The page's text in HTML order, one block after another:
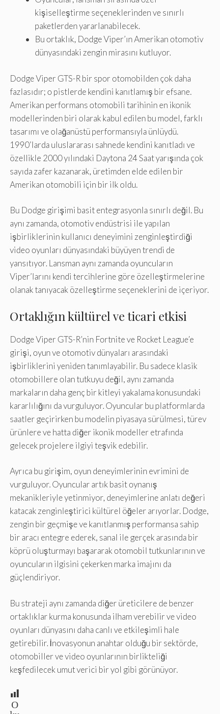
kişiselleştirme seçeneklerinden ve sınırlı
paketlerden yararlanabilecek.
Bu ortaklık, Dodge Viper’ın Amerikan otomotiv
dünyasındaki zengin mirasını kutluyor.
Dodge Viper GTS-R bir spor otomobilden çok daha
fazlasıdır; o pistlerde kendini kanıtlamış bir efsane.
Amerikan performans otomobili tarihinin en ikonik
modellerinden biri olarak kabul edilen bu model, farklı
tasarımı ve olağanüstü performansıyla ünlüydü.
1990’larda uluslararası sahnede kendini kanıtladı ve
özellikle 2000 yılındaki Daytona 24 Saat yarışında çok
sayıda zafer kazanarak, üretimden elde edilen bir
Amerikan otomobili için bir ilk oldu.
Bu Dodge girişimi basit entegrasyonla sınırlı değil. Bu
aynı zamanda, otomotiv endüstrisi ile yapılan
işbirliklerinin kullanıcı deneyimini zenginleştirdiği
video oyunları dünyasındaki büyüyen trendi de
yansıtıyor. Lansman aynı zamanda oyuncuların
Viper’larını kendi tercihlerine göre özelleştirmelerine
olanak tanıyacak özelleştirme seçeneklerini de içeriyor.
Ortaklığın kültürel ve ticari etkisi
Dodge Viper GTS-R’nin Fortnite ve Rocket League’e
girişi, oyun ve otomotiv dünyaları arasındaki
işbirliklerini yeniden tanımlayabilir. Bu sadece klasik
otomobillere olan tutkuyu değil, aynı zamanda
markaların daha genç bir kitleyi yakalama konusundaki
kararlılığını da vurguluyor. Oyuncular bu platformlarda
saatler geçirirken bu modelin piyasaya sürülmesi, türev
ürünlere ve hatta diğer ikonik modeller etrafında
gelecek projelere ilgiyi teşvik edebilir.
Ayrıca bu girişim, oyun deneyimlerinin evrimini de
vurguluyor. Oyuncular artık basit oynanış
mekanikleriyle yetinmiyor, deneyimlerine anlatı değeri
katacak zenginleştirici kültürel öğeler arıyorlar. Dodge,
zengin bir geçmişe ve kanıtlanmış performansa sahip
bir aracı entegre ederek, sanal ile gerçek arasında bir
köprü oluşturmayı başararak otomobil tutkunlarının ve
oyuncuların ilgisini çekerken marka imajını da
güçlendiriyor.
Bu strateji aynı zamanda diğer üreticilere de benzer
ortaklıklar kurma konusunda ilham verebilir ve video
oyunları dünyasını daha canlı ve etkileşimli hale
getirebilir. İnovasyonun anahtar olduğu bir sektörde,
otomobiller ve video oyunlarının birlikteliği
keşfedilecek umut verici bir yol gibi görünüyor.
O